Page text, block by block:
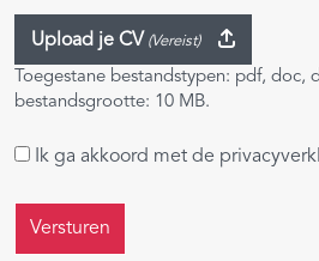
Upload je CV (Vereist)
Toegestane bestandstypen: pdf, doc,
bestandsgrootte: 10 MB.
Instemming
Ik ga akkoord met de